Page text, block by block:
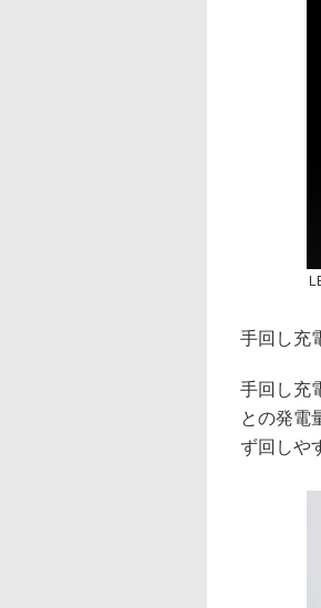
手回し充
手回し充
との発電
ず回しや